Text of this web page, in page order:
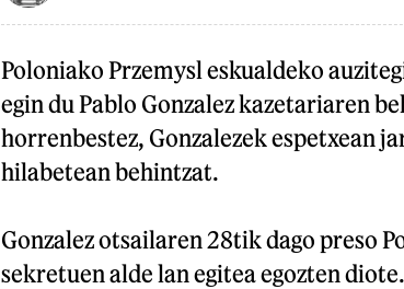
Poloniako Przemysl eskualdeko
egin du Pablo Gonzalez kazetariaren
horrenbestez, Gonzalezek espetxean
hilabetean behintzat.
Gonzalez otsailaren 28tik dago preso
sekretuen alde lan egitea egozten